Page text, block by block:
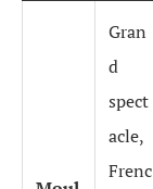
Gran
d
spect
acle,
Frenc